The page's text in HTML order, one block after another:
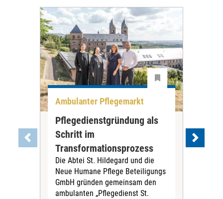
Ambulanter Pflegemarkt
Pflegedienstgründung als
Schritt im
Transformationsprozess
Die Abtei St. Hildegard und die
Neue Humane Pflege Beteiligungs
GmbH gründen gemeinsam den
ambulanten „Pflegedienst St.